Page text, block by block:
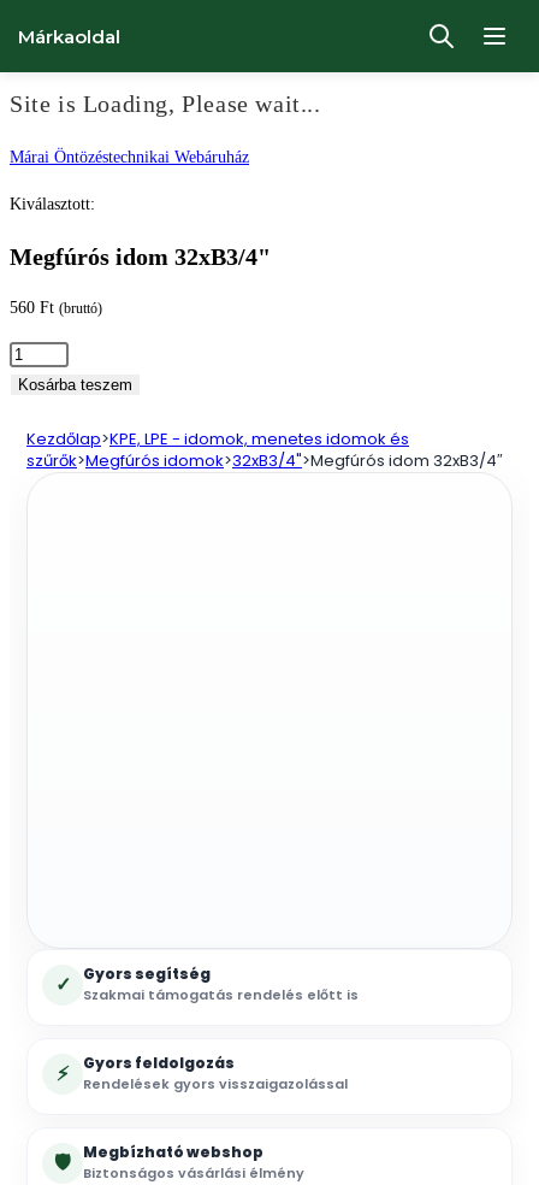
Site is Loading, Please wait...
Ugrás
Márai Öntözéstechnikai Webáruház
Márkaoldal
Kiválasztott:
Megfúrós idom 32xB3/4"
560 Ft (bruttó)
Megfúrós
idom
mennyiség
Kosárba teszem
Kezdőlap>KPE, LPE - idomok, menetes idomok és
szűrők>Megfúrós idomok>32xB3/4">Megfúrós idom 32xB3/4″
✓ Gyors segítség
Szakmai támogatás rendelés előtt is
⚡ Gyors feldolgozás
Rendelések gyors visszaigazolással
🛡 Megbízható webshop
Biztonságos vásárlási élmény